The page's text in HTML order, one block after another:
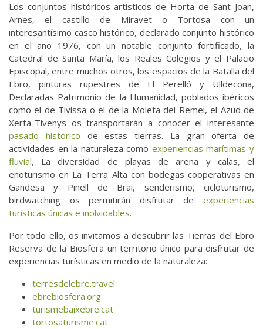
Los conjuntos históricos-artísticos de Horta de Sant Joan,
Arnes, el castillo de Miravet o Tortosa con un
interesantísimo casco histórico, declarado conjunto histórico
en el año 1976, con un notable conjunto fortificado, la
Catedral de Santa María, los Reales Colegios y el Palacio
Episcopal, entre muchos otros, los espacios de la Batalla del
Ebro, pinturas rupestres de El Perelló y Ulldecona,
Declaradas Patrimonio de la Humanidad, poblados ibéricos
como el de Tivissa o el de la Moleta del Remei, el Azud de
Xerta-Tivenys os transportarán a conocer el interesante
pasado histórico de estas tierras. La gran oferta de
actividades en la naturaleza como experiencias marítimas y
fluvial, La diversidad de playas de arena y calas, el
enoturismo en La Terra Alta con bodegas cooperativas en
Gandesa y Pinell de Brai, senderismo, cicloturismo,
birdwatching os permitirán disfrutar de experiencias
turísticas únicas e inolvidables.
Por todo ello, os invitamos a descubrir las Tierras del Ebro
Reserva de la Biosfera un territorio único para disfrutar de
experiencias turísticas en medio de la naturaleza:
terresdelebre.travel
ebrebiosfera.org
turismebaixebre.cat
tortosaturisme.cat